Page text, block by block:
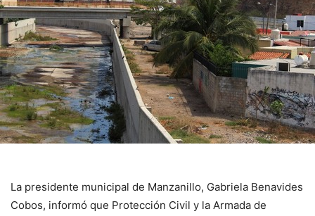
La presidente municipal de Manzanillo, Gabriela Benavides
Cobos, informó que Protección Civil y la Armada de